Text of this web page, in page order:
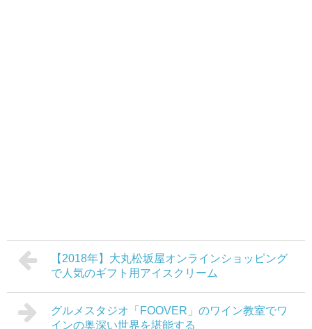
【2018年】大丸松坂屋オンラインショッピング
で人気のギフト用アイスクリーム
グルメスタジオ「FOOVER」のワイン教室でワ
インの奥深い世界を堪能する